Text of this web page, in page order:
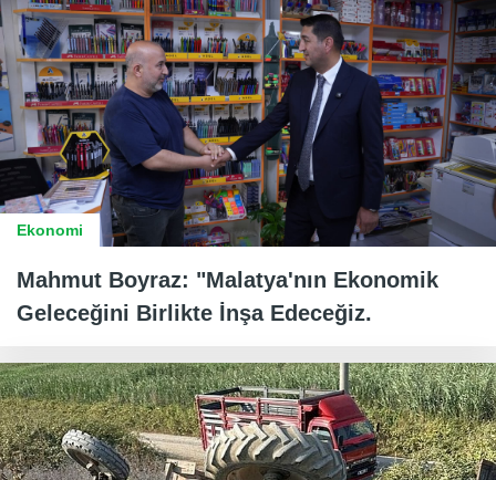
Ekonomi
Mahmut Boyraz: "Malatya'nın Ekonomik
Geleceğini Birlikte İnşa Edeceğiz.